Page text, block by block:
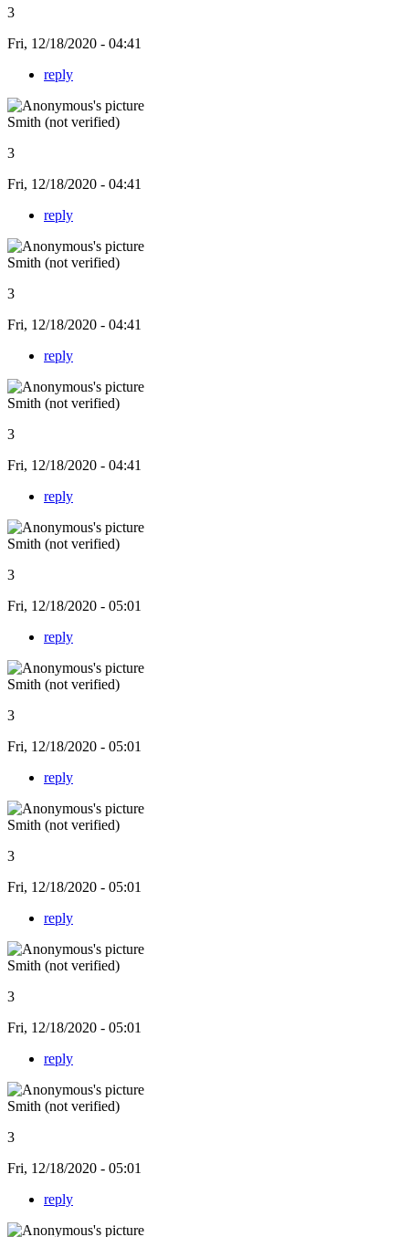
3
Fri, 12/18/2020 - 04:41
reply
Smith (not verified)
3
Fri, 12/18/2020 - 04:41
reply
Smith (not verified)
3
Fri, 12/18/2020 - 04:41
reply
Smith (not verified)
3
Fri, 12/18/2020 - 04:41
reply
Smith (not verified)
3
Fri, 12/18/2020 - 05:01
reply
Smith (not verified)
3
Fri, 12/18/2020 - 05:01
reply
Smith (not verified)
3
Fri, 12/18/2020 - 05:01
reply
Smith (not verified)
3
Fri, 12/18/2020 - 05:01
reply
Smith (not verified)
3
Fri, 12/18/2020 - 05:01
reply